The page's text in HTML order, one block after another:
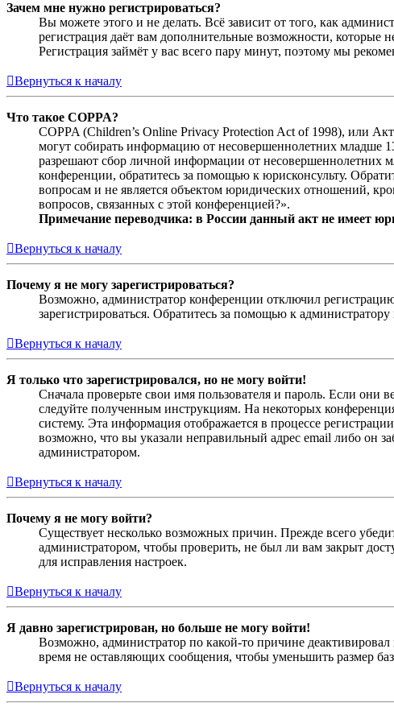
Зачем мне нужно регистрироваться?
Вы можете этого и не делать. Всё зависит от того, как
регистрация даёт вам дополнительные возможности,
Регистрация займёт у вас всего пару минут, поэтому мы
Вернуться к началу
Что такое COPPA?
COPPA (Children’s Online Privacy Protection Act of 1998), или
могут собирать информацию от несовершеннолетних младше
разрешают сбор личной информации от несовершеннолетних
конференции, обратитесь за помощью к юрисконсульту.
вопросам и не является объектом юридических отношений,
вопросов, связанных с этой конференцией?».
Примечание переводчика: в России данный акт не имеет
Вернуться к началу
Почему я не могу зарегистрироваться?
Возможно, администратор конференции отключил
зарегистрироваться. Обратитесь за помощью к
Вернуться к началу
Я только что зарегистрировался, но не могу войти!
Сначала проверьте свои имя пользователя и пароль. Если
следуйте полученным инструкциям. На некоторых
систему. Эта информация отображается в процессе
возможно, что вы указали неправильный адрес email либо он
администратором.
Вернуться к началу
Почему я не могу войти?
Существует несколько возможных причин. Прежде всего
администратором, чтобы проверить, не был ли вам закрыт
для исправления настроек.
Вернуться к началу
Я давно зарегистрирован, но больше не могу войти!
Возможно, администратор по какой-то причине
время не оставляющих сообщения, чтобы уменьшить размер
Вернуться к началу